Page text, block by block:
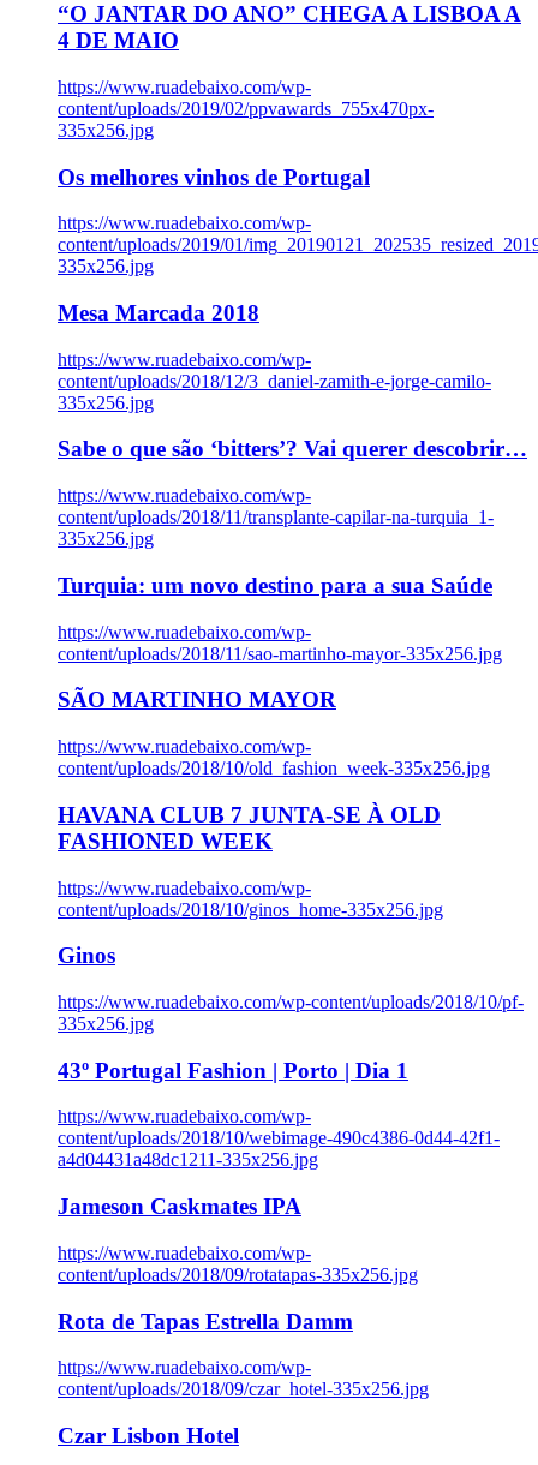
“O JANTAR DO ANO” CHEGA A LISBOA A
4 DE MAIO
https://www.ruadebaixo.com/wp-
content/uploads/2019/02/ppvawards_755x470px-
335x256.jpg
Os melhores vinhos de Portugal
https://www.ruadebaixo.com/wp-
content/uploads/2019/01/
335x256.jpg
Mesa Marcada 2018
https://www.ruadebaixo.com/wp-
content/uploads/2018/12/3_daniel-zamith-e-jorge-camilo-
335x256.jpg
Sabe o que são ‘bitters’? Vai querer descobrir…
https://www.ruadebaixo.com/wp-
content/uploads/2018/11/transplante-capilar-na-turquia_1-
335x256.jpg
Turquia: um novo destino para a sua Saúde
https://www.ruadebaixo.com/wp-
content/uploads/2018/11/sao-martinho-mayor-335x256.jpg
SÃO MARTINHO MAYOR
https://www.ruadebaixo.com/wp-
content/uploads/2018/10/old_fashion_week-335x256.jpg
HAVANA CLUB 7 JUNTA-SE À OLD
FASHIONED WEEK
https://www.ruadebaixo.com/wp-
content/uploads/2018/10/ginos_home-335x256.jpg
Ginos
https://www.ruadebaixo.com/wp-content/uploads/2018/10/pf-
335x256.jpg
43º Portugal Fashion | Porto | Dia 1
https://www.ruadebaixo.com/wp-
content/uploads/2018/10/webimage-490c4386-0d44-42f1-
a4d04431a48dc1211-335x256.jpg
Jameson Caskmates IPA
https://www.ruadebaixo.com/wp-
content/uploads/2018/09/rotatapas-335x256.jpg
Rota de Tapas Estrella Damm
https://www.ruadebaixo.com/wp-
content/uploads/2018/09/czar_hotel-335x256.jpg
Czar Lisbon Hotel